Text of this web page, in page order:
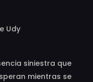
Udy
siniestra que
mientras se